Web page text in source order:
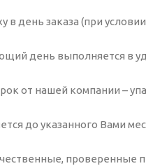
в день заказа (при
день выполняется в
от нашей компании –
до указанного Вами
проверенные